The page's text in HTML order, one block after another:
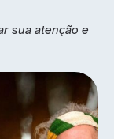
sua atenção e